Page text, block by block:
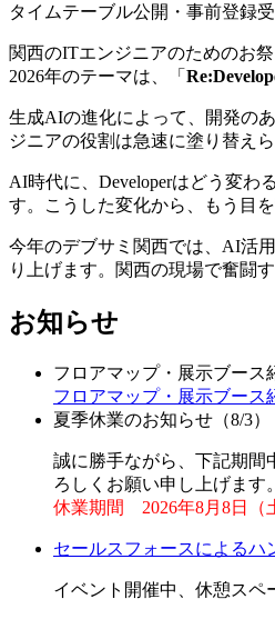
タイムテーブル公開・事前登録受
関西のITエンジニアのためのお祭
2026年のテーマは、「
生成AIの進化によって、開発の
ジニアの役割は急速に塗り替え
AI時代に、Developerはどう変わ
す。こうした変化から、もう目
今年のデブサミ関西では、AI活
り上げます。関西の現場で奮闘
お知らせ
フロアマップ・展示ブース
フロアマップ・展示ブース
夏季休業のお知らせ（8/3）
誠に勝手ながら、下記期間
ろしくお願い申し上げます。
休業期間 2026年8月8日（
セールスフォースによるハ
イベント開催中、休憩スペ